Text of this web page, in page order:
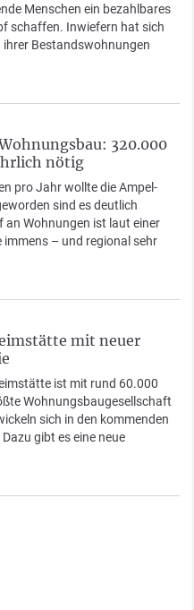
Menschen ein bezahlbares
schaffen. Inwiefern hat sich
ihrer Bestandswohnungen
320.000
nötig
pro Jahr wollte die Ampel-
sind es deutlich
an Wohnungen ist laut einer
immens – und regional sehr
mit neuer
ist mit rund 60.000
Wohnungsbaugesellschaft
sich in den kommenden
gibt es eine neue